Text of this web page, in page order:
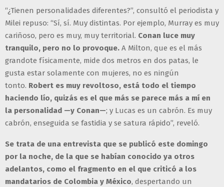
“¿Tienen personalidades diferentes?”, consultó el periodista y
Milei repuso: “Sí, sí. Muy distintas. Por ejemplo, Murray es muy
cariñoso, pero es muy, muy territorial. Conan luce muy
tranquilo, pero no lo provoque. A Milton, que es el más
grandote físicamente, mide dos metros en dos patas, le
gusta estar solamente con mujeres, no es ningún
tonto. Robert es muy revoltoso, está todo el tiempo
haciendo lío, quizás es el que más se parece más a mí en
la personalidad —y Conan—; y Lucas es un cabrón. Es muy
cabrón, enseguida se fastidia y se satura rápido”, reveló.
Se trata de una entrevista que se publicó este domingo
por la noche, de la que se habían conocido ya otros
adelantos, como el fragmento en el que criticó a los
mandatarios de Colombia y México, despertando un